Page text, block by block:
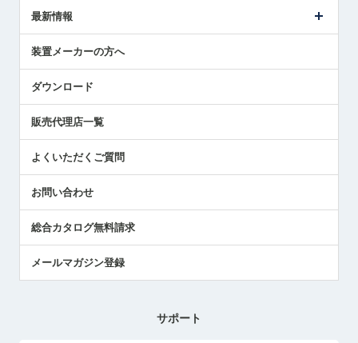
受賞履歴
採用情報
国/地域/言語
ツールセッタ製品
エアマイクロセンサ製品
最新情報
メトロールの技術
社員ブログ
中小企業のBCP地震対策
センサのテクニカルガイド
社長ブログ
装置メーカーの方へ
ダウンロード
販売代理店一覧
よくいただくご質問
お問い合わせ
総合カタログ無料請求
メールマガジン登録
サポート